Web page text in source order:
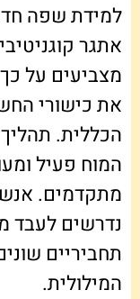
למידת שפה
אתגר
מצביעים על
את כישורי
הכללית.
המוח פעיל
מתקדמים.
נדרשים לעבד
תחביריים
המילולית.